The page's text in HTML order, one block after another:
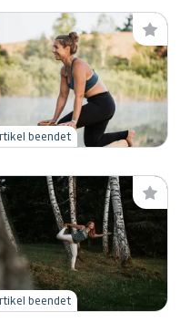
beendet
beendet